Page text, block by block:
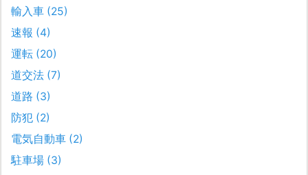
輸入車 (25)
速報 (4)
運転 (20)
道交法 (7)
道路 (3)
防犯 (2)
電気自動車 (2)
駐車場 (3)